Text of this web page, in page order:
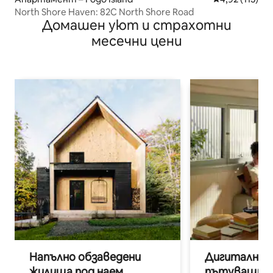
North Shore Haven: 82C North Shore Road
Домашен уют и страхотни
месечни цени
Напълно обзаведени
Дигитални